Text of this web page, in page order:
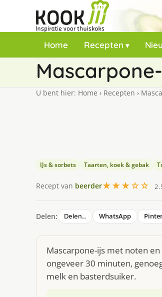
Home Recepten
U bent hier: Home › Recepten ›
IJs & sorbets Taarten, koek & gebak
Recept van beerder★★★☆☆
Delen: Delen… WhatsApp
Mascarpone-ijs met noten
ongeveer 30 minuten,
melk en basterdsuiker.